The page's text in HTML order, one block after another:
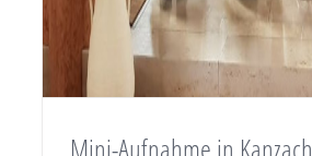
Mini-Aufnahme in Kanzach